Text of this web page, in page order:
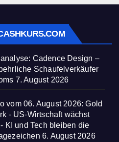
Cadence Design –
Schaufelverkäufer
7. August 2026
vom 06. August 2026: Gold
- US-Wirtschaft wächst
KI und Tech bleiben die
6. August 2026